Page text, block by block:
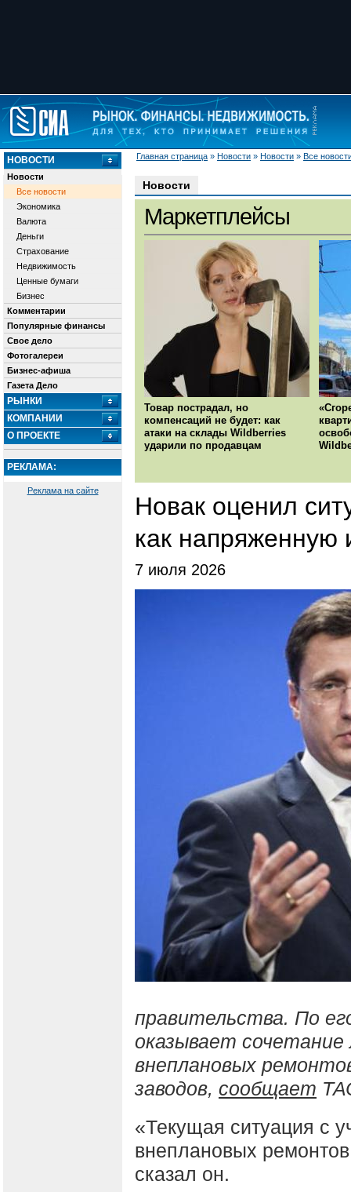
Главная страница » Новости » Новости » Все
НОВОСТИ
Новости
Все новости
Экономика
Валюта
Деньги
Страхование
Недвижимость
Ценные бумаги
Бизнес
Комментарии
Популярные финансы
Свое дело
Фотогалереи
Бизнес-афиша
Газета Дело
РЫНКИ
КОМПАНИИ
О ПРОЕКТЕ
РЕКЛАМА:
Реклама на сайте
Новости
Маркетплейсы
Товар пострадал, но
компенсаций не будет: как
атаки на склады Wildberries
ударили по продавцам
Новак оценил
как
7 июля 2026
правительства. По
оказывает сочетание
внеплановых
заводов, сообщает
«Текущая ситуация с
внеплановых
сказал он.